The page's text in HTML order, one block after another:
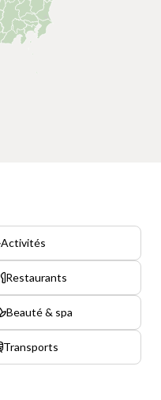
Activités
Restaurants
Beauté & spa
Transports